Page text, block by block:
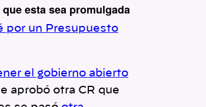
esta sea promulgada
por un Presupuesto
el gobierno abierto
aprobó otra CR que